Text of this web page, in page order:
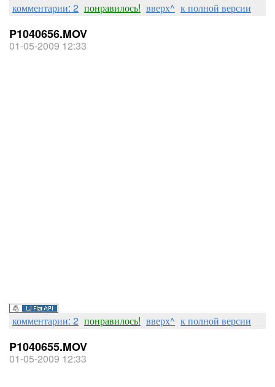
комментарии: 2 понравилось! вверх^ к полной версии
P1040656.MOV
01-05-2009 12:33
комментарии: 2 понравилось! вверх^ к полной версии
P1040655.MOV
01-05-2009 12:33